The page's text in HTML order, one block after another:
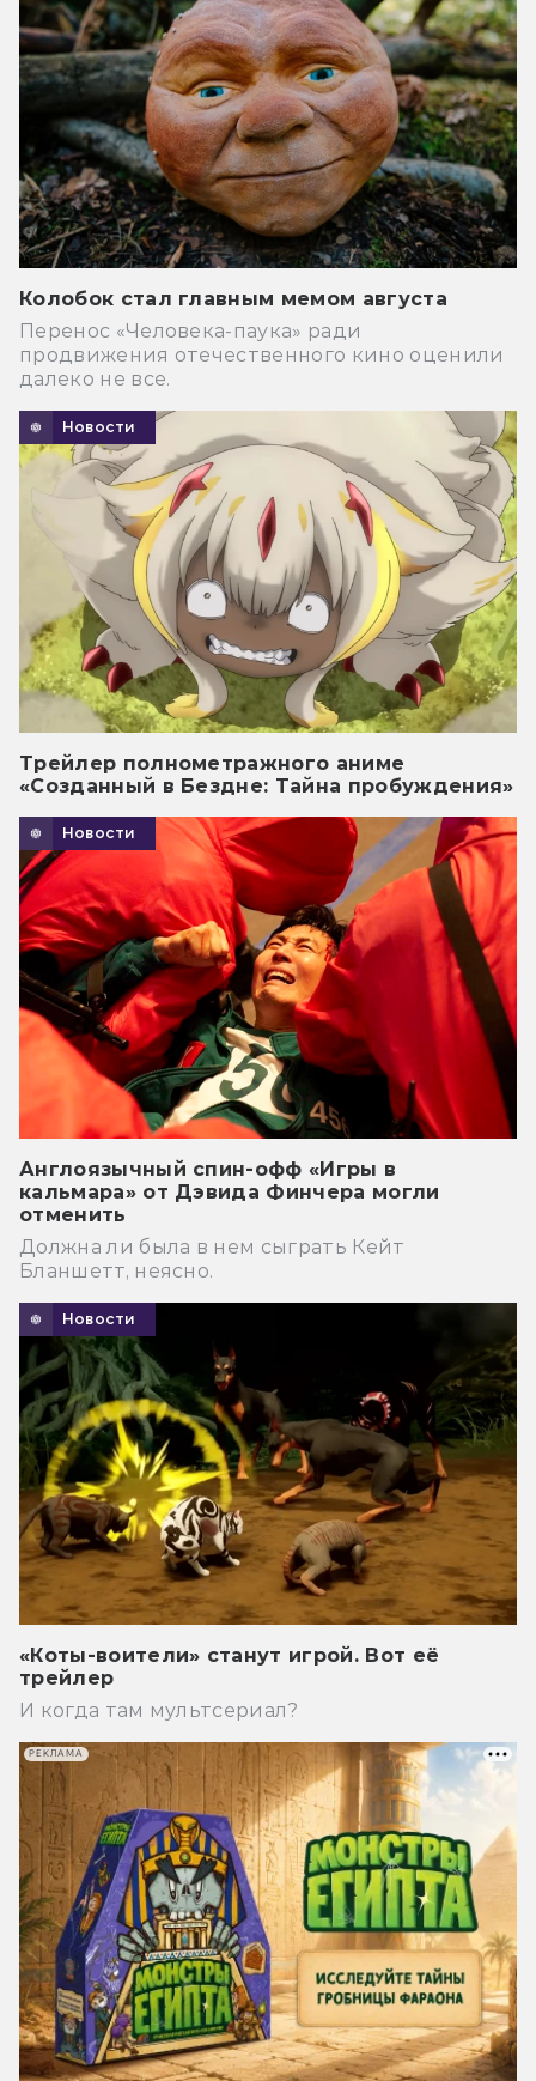
Колобок стал главным мемом августа
Перенос «Человека-паука» ради
продвижения отечественного кино оценили
далеко не все.
Новости
Трейлер полнометражного аниме
«Созданный в Бездне: Тайна пробуждения»
Новости
Англоязычный спин-офф «Игры в
кальмара» от Дэвида Финчера могли
отменить
Должна ли была в нем сыграть Кейт
Бланшетт, неясно.
Новости
«Коты-воители» станут игрой. Вот её
трейлер
И когда там мультсериал?
РЕКЛАМА